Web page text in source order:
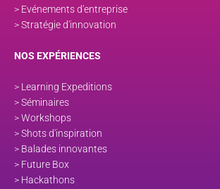
> Evénements d'entreprise
> Stratégie d'innovation
NOS EXPÉRIENCES
> Learning Expeditions
> Séminaires
> Workshops
> Shots d'inspiration
> Balades innovantes
> Future Box
> Hackathons